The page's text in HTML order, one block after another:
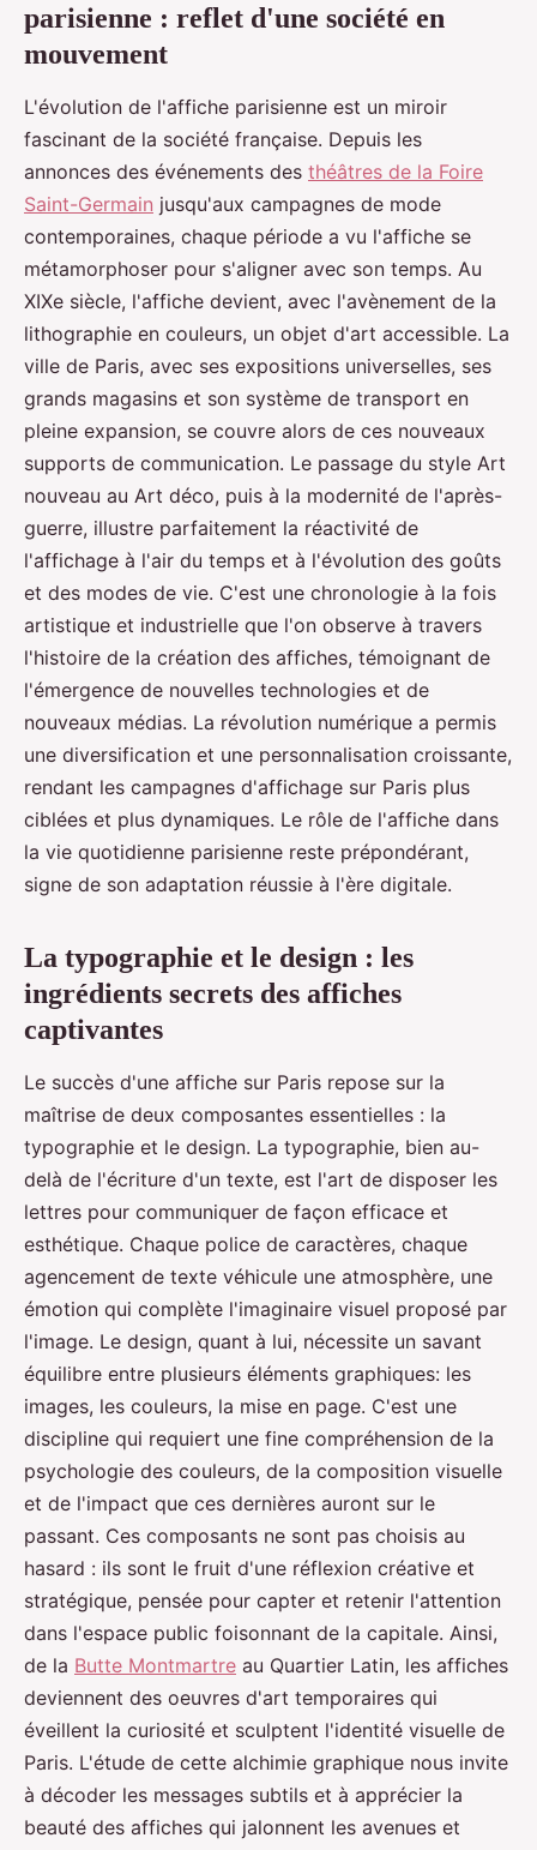
parisienne : reflet d'une société en
mouvement
L'évolution de l'affiche parisienne est un miroir
fascinant de la société française. Depuis les
annonces des événements des théâtres de la Foire
Saint-Germain jusqu'aux campagnes de mode
contemporaines, chaque période a vu l'affiche se
métamorphoser pour s'aligner avec son temps. Au
XIXe siècle, l'affiche devient, avec l'avènement de la
lithographie en couleurs, un objet d'art accessible. La
ville de Paris, avec ses expositions universelles, ses
grands magasins et son système de transport en
pleine expansion, se couvre alors de ces nouveaux
supports de communication. Le passage du style Art
nouveau au Art déco, puis à la modernité de l'après-
guerre, illustre parfaitement la réactivité de
l'affichage à l'air du temps et à l'évolution des goûts
et des modes de vie. C'est une chronologie à la fois
artistique et industrielle que l'on observe à travers
l'histoire de la création des affiches, témoignant de
l'émergence de nouvelles technologies et de
nouveaux médias. La révolution numérique a permis
une diversification et une personnalisation croissante,
rendant les campagnes d'affichage sur Paris plus
ciblées et plus dynamiques. Le rôle de l'affiche dans
la vie quotidienne parisienne reste prépondérant,
signe de son adaptation réussie à l'ère digitale.
La typographie et le design : les
ingrédients secrets des affiches
captivantes
Le succès d'une affiche sur Paris repose sur la
maîtrise de deux composantes essentielles : la
typographie et le design. La typographie, bien au-
delà de l'écriture d'un texte, est l'art de disposer les
lettres pour communiquer de façon efficace et
esthétique. Chaque police de caractères, chaque
agencement de texte véhicule une atmosphère, une
émotion qui complète l'imaginaire visuel proposé par
l'image. Le design, quant à lui, nécessite un savant
équilibre entre plusieurs éléments graphiques: les
images, les couleurs, la mise en page. C'est une
discipline qui requiert une fine compréhension de la
psychologie des couleurs, de la composition visuelle
et de l'impact que ces dernières auront sur le
passant. Ces composants ne sont pas choisis au
hasard : ils sont le fruit d'une réflexion créative et
stratégique, pensée pour capter et retenir l'attention
dans l'espace public foisonnant de la capitale. Ainsi,
de la Butte Montmartre au Quartier Latin, les affiches
deviennent des oeuvres d'art temporaires qui
éveillent la curiosité et sculptent l'identité visuelle de
Paris. L'étude de cette alchimie graphique nous invite
à décoder les messages subtils et à apprécier la
beauté des affiches qui jalonnent les avenues et